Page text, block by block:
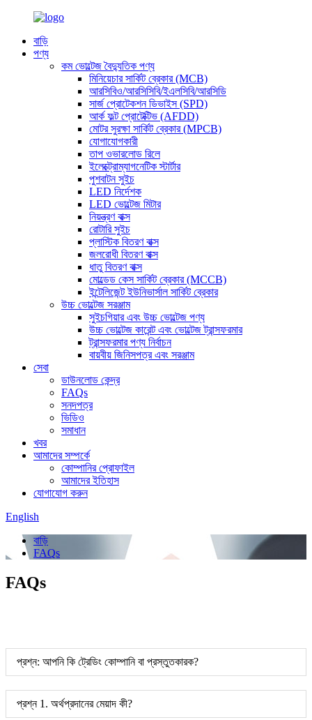
বাড়ি
পণ্য
কম ভোল্টেজ বৈদ্যুতিক পণ্য
মিনিয়েচার সার্কিট ব্রেকার (MCB)
আরসিবিও/আরসিসিবি/ইএলসিবি/আরসিডি
সার্জ প্রোটেকশন ডিভাইস (SPD)
আর্ক ফল্ট প্রোটেক্টিভ (AFDD)
মোটর সুরক্ষা সার্কিট ব্রেকার (MPCB)
যোগাযোগকারী
তাপ ওভারলোড রিলে
ইলেক্ট্রোম্যাগনেটিক স্টার্টার
পুশবাটন সুইচ
LED নির্দেশক
LED ভোল্টেজ মিটার
নিয়ন্ত্রণ বাক্স
রোটারি সুইচ
প্লাস্টিক বিতরণ বাক্স
জলরোধী বিতরণ বাক্স
ধাতু বিতরণ বাক্স
মোল্ডেড কেস সার্কিট ব্রেকার (MCCB)
ইন্টেলিজেন্ট ইউনিভার্সাল সার্কিট ব্রেকার
উচ্চ ভোল্টেজ সরঞ্জাম
সুইচগিয়ার এবং উচ্চ ভোল্টেজ পণ্য
উচ্চ ভোল্টেজ কারেন্ট এবং ভোল্টেজ ট্রান্সফরমার
ট্রান্সফরমার পণ্য নির্বাচন
বায়বীয় জিনিসপত্র এবং সরঞ্জাম
সেবা
ডাউনলোড কেন্দ্র
FAQs
সনদপত্র
ভিডিও
সমাধান
খবর
আমাদের সম্পর্কে
কোম্পানির প্রোফাইল
আমাদের ইতিহাস
যোগাযোগ করুন
English
বাড়ি
FAQs
FAQs
প্রশ্ন: আপনি কি ট্রেডিং কোম্পানি বা প্রস্তুতকারক?
প্রশ্ন 1. অর্থপ্রদানের মেয়াদ কী?